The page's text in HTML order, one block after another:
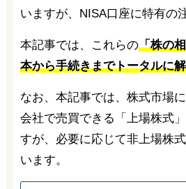
いますが、NISA口座に特有の
本記事では、これらの「株の
本から手続きまでトータルに
なお、本記事では、株式市場
会社で売買できる「上場株式
すが、必要に応じて非上場株
います。